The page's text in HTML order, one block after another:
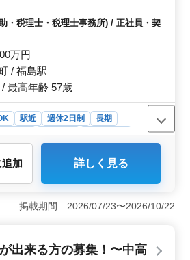
可能 完全週休2日制 年間休日121日
世代大歓迎の企業様 ベテラン経験者
募お待ちしております！
・税理士・税理士事務所) / 正社員・契
万円
/ 福島駅
最高年齢 57歳
駅近 週休2日制
長期
の輸入車ディーラーでは、経験豊
要な役割を果たしています。50代
ンシニア層がチームを支え、豊富
ています。新しい技術への挑戦や
的に推奨されています。 ＜無料
備士の皆さんが安心して通勤で
を完備しています。駐車場の確保
追加 詳しく見る
掲載期間 2026/07/23〜2026/10/22
出来る方の募集！〜中高